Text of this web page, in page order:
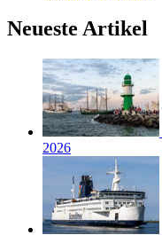
Neueste Artikel
2026